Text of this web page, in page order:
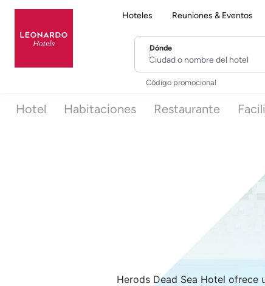
Hoteles Reuniones & Eventos
Dónde
Ciudad o nombre del hotel
Código promocional
Hotel Habitaciones Restaurante
Herods Dead Sea Hotel ofrece